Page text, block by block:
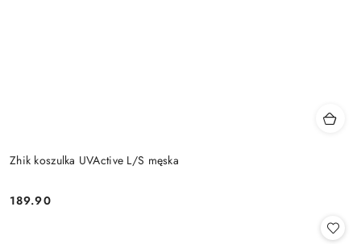
Zhik koszulka UVActive L/S męska
Cena:
189.90